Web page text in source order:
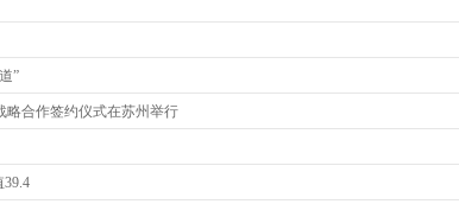
”
略合作签约仪式在苏州举行